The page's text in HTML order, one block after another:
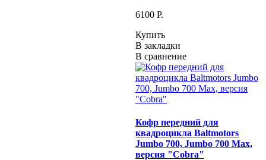
6100 P.
Купить
В закладки
В сравнение
Кофр передний для
квадроцикла Baltmotors
Jumbo 700, Jumbo 700 Max,
версия "Cobra"